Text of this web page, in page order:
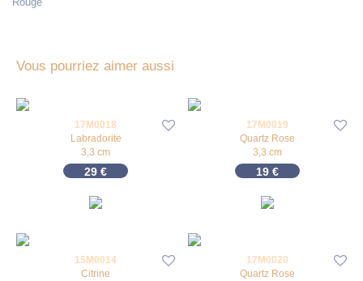
Vous pourriez aimer aussi
17M0018
Labradorite
3,3 cm
29 €
17M0019
Quartz Rose
3,3 cm
19 €
15M0014
Citrine
17M0020
Quartz Rose